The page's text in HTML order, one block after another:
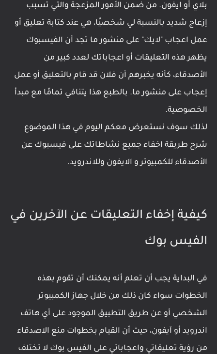
بلاي أو ايفون. من ضمن الأمور المزعجة والتي تسبب
إزعاج شديد بالنسبة لي شخصيًا، هي عند كتابة تعليق أو
عمل اعجاب "لايك" على منشور ما تجد أن الفيسبوك
يظهر هذه التعليقات أو اعجاباتك لعدد كبير من
الأصدقاء، كأنه يخبرهم أن فلان قد قام بالتعليق أو عمل
إعجاب على منشور ما. بالطبع هذا يتنافي تمامًا مع مبدأ
الخصوصية.
لذلك سوف نستعرض معكم اليوم في هذا الموضوع
شرح طريقة اخفاء جميع نشاطاتك على فيسبوك عن
الأصدقاء للكمبيوتر و الايفون وللاندرويد.
كيفية إخفاء التعليقات عن الآخرين في
الفيس بوك
في البداية يجب أن تعلم أنه يمكنك أن تقوم بهذه
الخطوات سواء كان ذلك من خلال جهاز الكمبيوتر
الشخصي أو عن طريق التطبيق الموجود على أي هاتف
اندرويد أو آيفون، حيث أن القيام بخطوات منع الاصدقاء
من رؤية تعليقاتي واعجاباتي على الفيس بوك لا تختلف